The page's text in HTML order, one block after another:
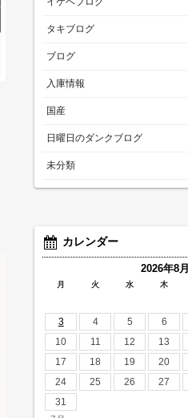
タキブログ
ブログ
入庫情報
国産
日曜日のダンクブログ
未分類
カレンダー
2026年8月
月 火 水 木
3
4 5 6
10
11 12 13
17
18 19 20
24
25 26 27
31